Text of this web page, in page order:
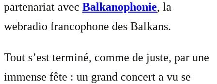
partenariat avec Balkanophonie, la
webradio francophone des Balkans.
Tout s’est terminé, comme de juste, par une
immense fête : un grand concert a vu se